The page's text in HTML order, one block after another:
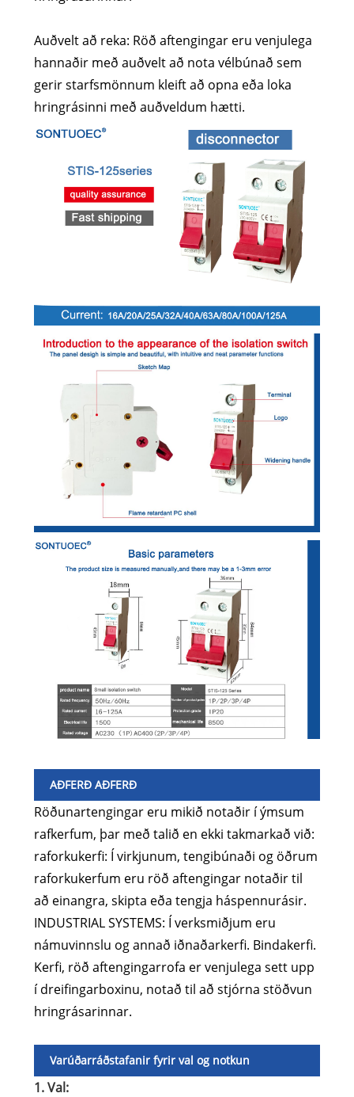
Auðvelt að reka: Röð aftengingar eru venjulega
hannaðir með auðvelt að nota vélbúnað sem
gerir starfsmönnum kleift að opna eða loka
hringrásinni með auðveldum hætti.
AÐFERÐ AÐFERÐ
Röðunartengingar eru mikið notaðir í ýmsum
rafkerfum, þar með talið en ekki takmarkað við:
raforkukerfi: Í virkjunum, tengibúnaði og öðrum
raforkukerfum eru röð aftengingar notaðir til
að einangra, skipta eða tengja háspennurásir.
INDUSTRIAL SYSTEMS: Í verksmiðjum eru
námuvinnslu og annað iðnaðarkerfi. Bindakerfi.
Kerfi, röð aftengingarrofa er venjulega sett upp
í dreifingarboxinu, notað til að stjórna stöðvun
hringrásarinnar.
Varúðarráðstafanir fyrir val og notkun
1. Val: